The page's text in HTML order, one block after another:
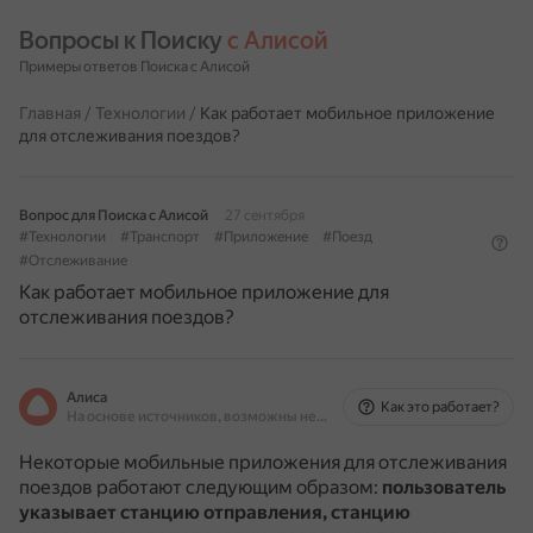
Вопросы к Поиску с Алисой
Примеры ответов Поиска с Алисой
Главная / Технологии / Как работает мобильное приложение
для отслеживания поездов?
Вопрос для Поиска с Алисой
27 сентября
#Технологии
#Транспорт #Приложение
#Поезд
#Отслеживание
Как работает мобильное приложение для
отслеживания поездов?
Алиса
На основе источников, возможны неточности
Как это работает?
Некоторые мобильные приложения для отслеживания
поездов работают следующим образом: пользователь
указывает станцию отправления, станцию